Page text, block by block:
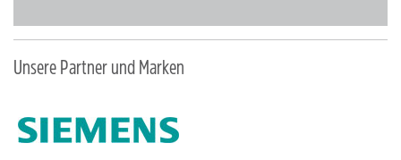
Unsere Partner und Marken